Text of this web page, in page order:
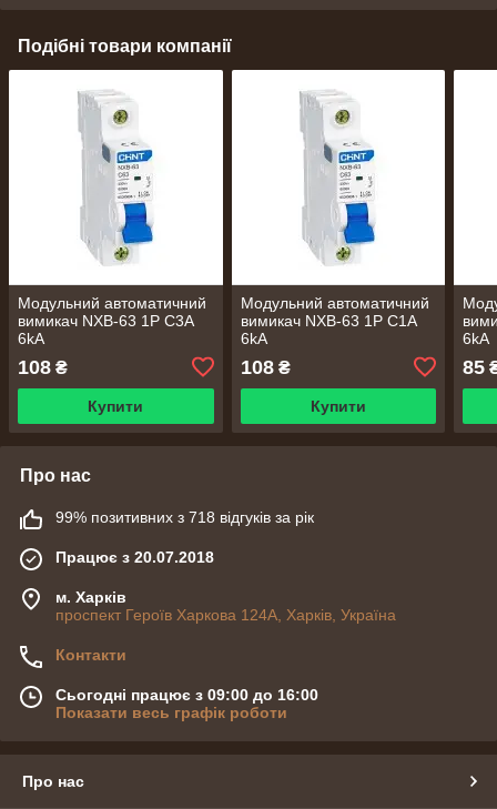
Подібні товари компанії
Модульний автоматичний
вимикач NXB-63 1P C3A
6kA
108 ₴
Купити
Модульний автоматичний
вимикач NXB-63 1P C1A
6kA
108₴
Купити
6kA
85
Про нас
99% позитивних з 718 відгуків за рік
Працює з 20.07.2018
м. Харків
проспект Героїв Харкова 124А, Харків, Україна
Контакти
Сьогодні працює з 09:00 до 16:00
Показати весь графік роботи
Про нас